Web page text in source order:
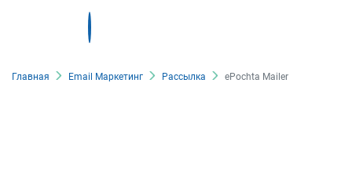
Главная Email Маркетинг Рассылка ePochta Mailer